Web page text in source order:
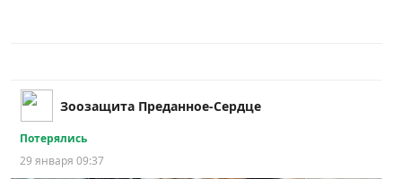
Зоозащита Преданное-Сердце
Потерялись
29 января 09:37